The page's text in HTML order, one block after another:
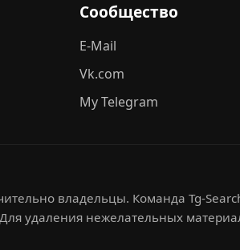
Сообщество
E-Mail
Vk.com
My Telegram
владельцы. Команда Tg-
удаления нежелательных